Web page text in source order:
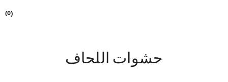
(0)
حشوات اللحاف